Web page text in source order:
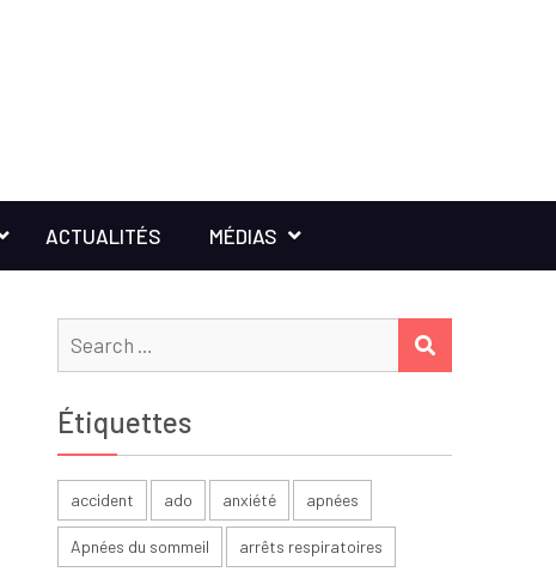
ACTUALITÉS MÉDIAS
Search
for:
Étiquettes
accident ado anxiété apnées
Apnées du sommeil arrêts respiratoires